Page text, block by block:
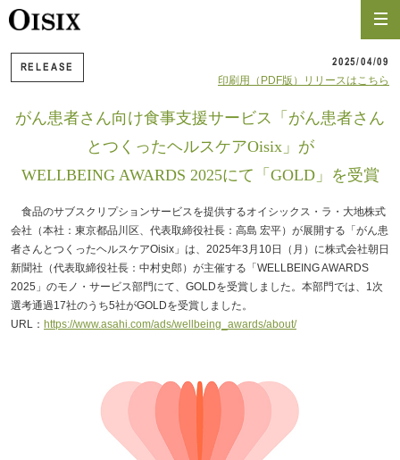
RELEASE
2025/04/09
印刷用（PDF版）リリースはこちら
がん患者さん向け食事支援サービス「がん患者さん
とつくったヘルスケアOisix」が
WELLBEING AWARDS 2025にて「GOLD」を受賞
食品のサブスクリプションサービスを提供するオイシックス・ラ・大地株式
会社（本社：東京都品川区、代表取締役社長：高島 宏平）が展開する「がん患
者さんとつくったヘルスケアOisix」は、2025年3月10日（月）に株式会社朝日
新聞社（代表取締役社長：中村史郎）が主催する「WELLBEING AWARDS
2025」のモノ・サービス部門にて、GOLDを受賞しました。本部門では、1次
選考通過17社のうち5社がGOLDを受賞しました。
URL： https://www.asahi.com/ads/wellbeing_awards/about/